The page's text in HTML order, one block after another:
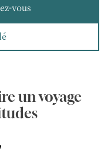
vous
un voyage